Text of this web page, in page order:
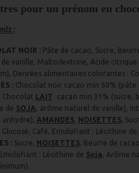
pour un prénom en
:
NOIR : Pâte de cacao, Sucre,
vanille, Maltodextrine, Acide citrique
Denrées alimentaires colorantes :
: Chocolat noir cacao min 60%
Chocolat LAIT cacao min 31% (sucre,
de SOJA, arôme naturel de vanille),
anhydre), AMANDES, NOISETTES,
Glucose, Café, Emulsifiant : Lécithine de
: Sucre, NOISETTES, Beurre de
: Lécithine de Soja, Arôme